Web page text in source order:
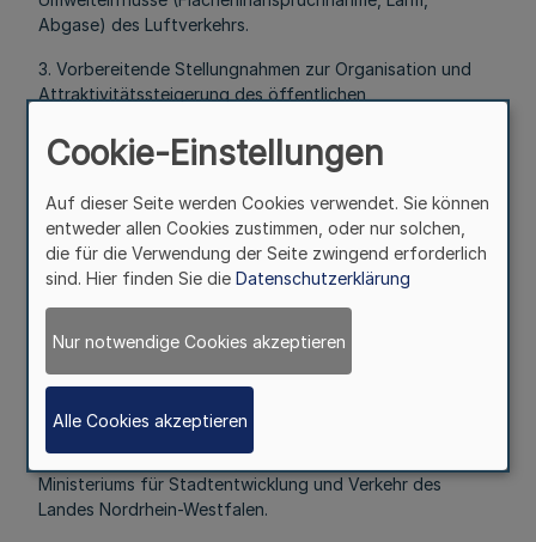
Abgase) des Luftverkehrs.
3. Vorbereitende Stellungnahmen zur Organisation und
Attraktivitätssteigerung des öffentlichen
Verwaltungsangelegenheiten und Fragen der Förderung
des ÖPNV.
4. Beratung im Zusammenhang mit der Erstellung von
Verkehrswegeplänen/Bedarfsplänen sowie bei der
Aufstellung von Sanierungsprogrammen für Schiene und
Straße.
5. Beratung bei der Durchführung von
Anhörungsverfahren nach Aufstellung der Planunterlagen
für Straßen durch das fachlich zuständige Dezernat bei
Westfalen und Hilfe bei der Erstellung von
Planfeststellungsbeschlüssen durch Angehörige des
Ministeriums für Stadtentwicklung und Verkehr des
Landes Nordrhein-Westfalen.
Cookie-Einstellungen
Auf dieser Seite werden Cookies verwendet. Sie können
entweder allen Cookies zustimmen, oder nur solchen,
die für die Verwendung der Seite zwingend erforderlich
sind. Hier finden Sie die Datenschutzerklärung
Nur notwendige Cookies akzeptieren
Alle Cookies akzeptieren